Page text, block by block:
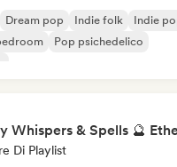
Dream pop Indie folk
Indie
Pop psichedelico
Di Playlist